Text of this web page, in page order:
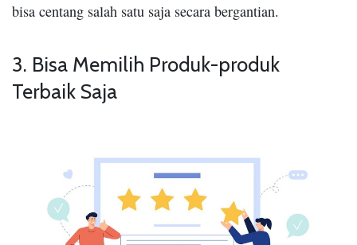
bisa centang salah satu saja secara bergantian.
3. Bisa Memilih Produk-produk
Terbaik Saja